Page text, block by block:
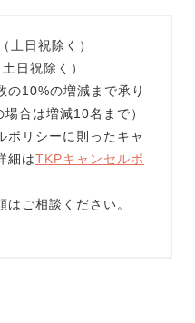
土日祝除く）
日祝除く）
10%の増減まで承り
合は増減10名まで）
リシーに則ったキャ
細はTKPキャンセルポ
ご相談ください。